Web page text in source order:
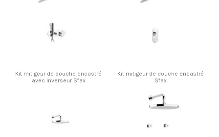
Kit mitigeur de douche encastré
avec inverseur Sfax
Kit mitigeur de douche encastré
Sfax